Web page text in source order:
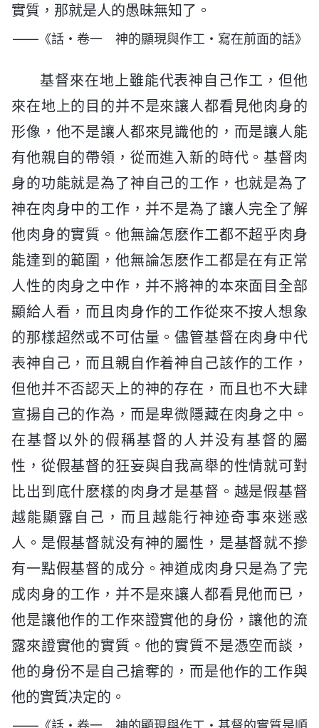
實質，那就是人的愚昧無知了。
——《話・卷一 神的顯現與作工・寫在前面的話》
基督來在地上雖能代表神自己作工，但他
來在地上的目的并不是來讓人都看見他肉身的
形像，他不是讓人都來見識他的，而是讓人能
有他親自的帶領，從而進入新的時代。基督肉
身的功能就是為了神自己的工作，也就是為了
神在肉身中的工作，并不是為了讓人完全了解
他肉身的實質。他無論怎麽作工都不超乎肉身
能達到的範圍，他無論怎麽作工都是在有正常
人性的肉身之中作，并不將神的本來面目全部
顯給人看，而且肉身作的工作從來不按人想象
的那樣超然或不可估量。儘管基督在肉身中代
表神自己，而且親自作着神自己該作的工作，
但他并不否認天上的神的存在，而且也不大肆
宣揚自己的作為，而是卑微隱藏在肉身之中。
在基督以外的假稱基督的人并没有基督的屬
性，從假基督的狂妄與自我高舉的性情就可對
比出到底什麽樣的肉身才是基督。越是假基督
越能顯露自己，而且越能行神迹奇事來迷惑
人。是假基督就没有神的屬性，是基督就不摻
有一點假基督的成分。神道成肉身只是為了完
成肉身的工作，并不是來讓人都看見他而已，
他是讓他作的工作來證實他的身份，讓他的流
露來證實他的實質。他的實質不是憑空而談，
他的身份不是自己搶奪的，而是他作的工作與
他的實質决定的。